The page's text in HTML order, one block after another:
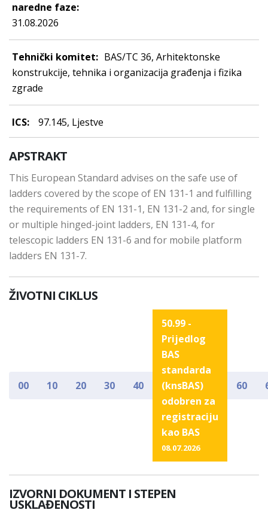
naredne faze:
31.08.2026
Tehnički komitet: BAS/TC 36, Arhitektonske
konstrukcije, tehnika i organizacija građenja i fizika
zgrade
ICS: 97.145, Ljestve
APSTRAKT
This European Standard advises on the safe use of
ladders covered by the scope of EN 131-1 and fulfilling
the requirements of EN 131-1, EN 131-2 and, for single
or multiple hinged-joint ladders, EN 131-4, for
telescopic ladders EN 131-6 and for mobile platform
ladders EN 131-7.
ŽIVOTNI CIKLUS
00 10 20 30 40
50.99 -
Prijedlog
BAS
standarda
(knsBAS)
odobren za
registraciju
kao BAS
08.07.2026
60
IZVORNI DOKUMENT I STEPEN
USKLAĐENOSTI